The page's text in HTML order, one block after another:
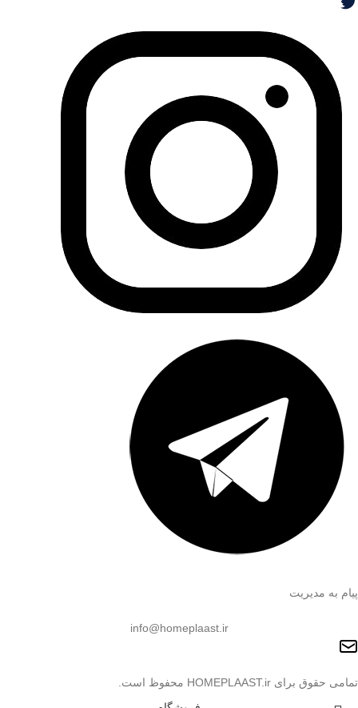
پیام به مدیریت
info@homeplaast.ir
تمامی حقوق برای HOMEPLAAST.ir محفوظ است.